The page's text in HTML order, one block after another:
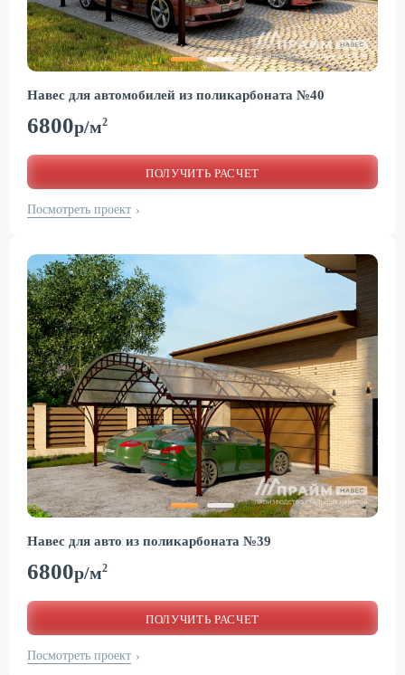
Навес для автомобилей из поликарбоната №40
6800р/м2
ПОЛУЧИТЬ РАСЧЕТ
Посмотреть проект ›
Навес для авто из поликарбоната №39
6800р/м2
ПОЛУЧИТЬ РАСЧЕТ
Посмотреть проект ›